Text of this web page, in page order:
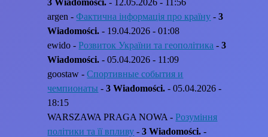
3 Wiadomości. - 12.05.2026 - 11:56
argen -Фактична інформація про країну -3
Wiadomości. - 19.04.2026 - 01:08
ewido -Розвиток України та геополітика -3
Wiadomości. - 05.04.2026 - 11:09
goostaw -Спортивные события и
чемпионаты -3 Wiadomości. - 05.04.2026 -
18:15
WARSZAWA PRAGA NOWA -Розуміння
політики та її впливу -3 Wiadomości. -